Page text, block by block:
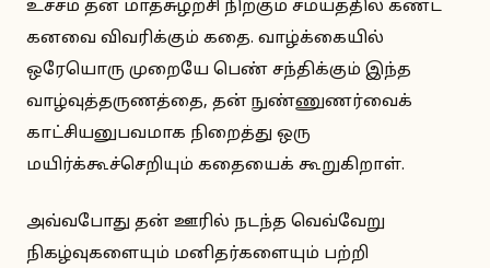
உச்சம் தன் மாதசுழற்சி நிற்கும் சமயத்தில் கண்ட
கனவை விவரிக்கும் கதை. வாழ்க்கையில்
ஒரேயொரு முறையே பெண் சந்திக்கும் இந்த
வாழ்வுத்தருணத்தை, தன் நுண்ணுணர்வைக்
காட்சியனுபவமாக நிறைத்து ஒரு
மயிர்க்கூச்செறியும் கதையைக் கூறுகிறாள்.
அவ்வபோது தன் ஊரில் நடந்த வெவ்வேறு
நிகழ்வுகளையும் மனிதர்களையும் பற்றி